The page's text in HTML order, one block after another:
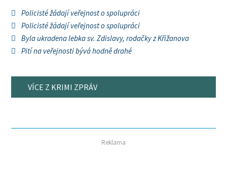
Policisté žádají veřejnost o spolupráci
Policisté žádají veřejnost o spolupráci
Byla ukradena lebka sv. Zdislavy, rodačky z Křižanova
Pití na veřejnosti bývá hodně drahé
VÍCE Z KRIMI ZPRÁV
Reklama